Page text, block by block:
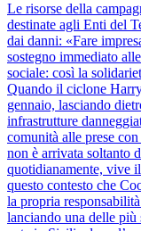
Le risorse della
destinate agli Enti del
dai danni: «Fare
sostegno immediato
sociale: così la
Quando il ciclone
gennaio, lasciando
infrastrutture
comunità alle prese
non è arrivata soltanto
quotidianamente, vive
questo contesto che
la propria
lanciando una delle